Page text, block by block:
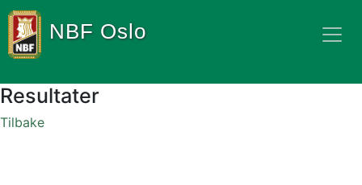
NBF Oslo
Resultater
Tilbake